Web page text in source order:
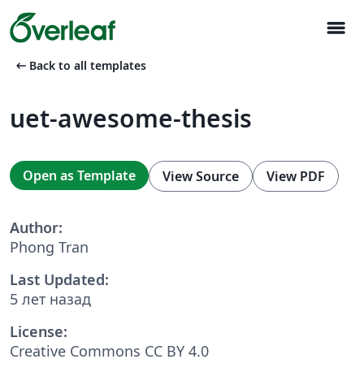
menu
arrow_left_alt Back to all templates
uet-awesome-thesis
Open as Template View Source View PDF
Author:
Phong Tran
Last Updated:
5 лет назад
License:
Creative Commons CC BY 4.0